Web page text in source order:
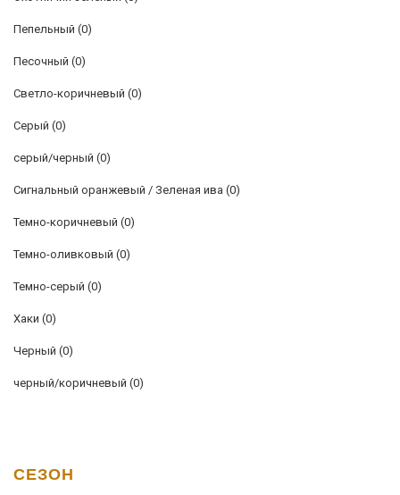
Пепельный (0)
Песочный (0)
Светло-коричневый (0)
Серый (0)
серый/черный (0)
Сигнальный оранжевый / Зеленая ива (0)
Темно-коричневый (0)
Темно-оливковый (0)
Темно-серый (0)
Хаки (0)
Черный (0)
черный/коричневый (0)
СЕЗОН